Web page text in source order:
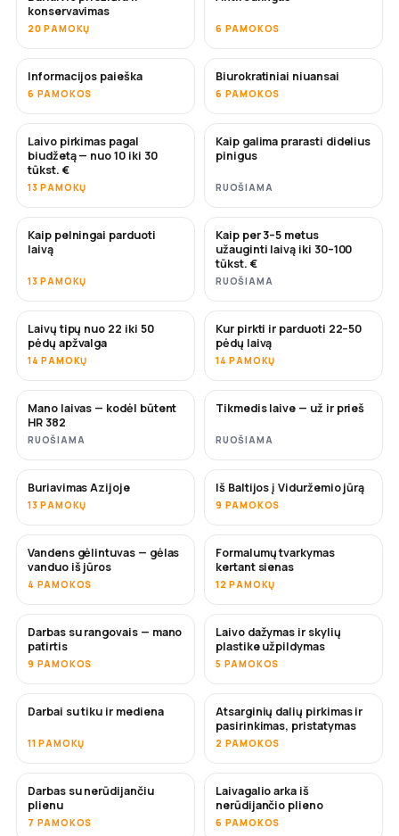
konservavimas
20 PAMOKŲ 6 PAMOKOS
Informacijos paieška
6 PAMOKOS
Biurokratiniai niuansai
6 PAMOKOS
NETRUKUS
Laivo pirkimas pagal
biudžetą — nuo 10 iki 30
tūkst. €
13 PAMOKŲ
NETRUKUS
Kaip galima prarasti didelius
pinigus
RUOŠIAMA
NAUJA
Kaip pelningai parduoti
laivą
13 PAMOKŲ
NAUJA
Kaip per 3–5 metus
užauginti laivą iki 30–100
tūkst. €
RUOŠIAMA
NETRUKUS
Laivų tipų nuo 22 iki 50
pėdų apžvalga
14 PAMOKŲ
NETRUKUS
Kur pirkti ir parduoti 22–50
pėdų laivą
14 PAMOKŲ
NETRUKUS
Mano laivas — kodėl būtent
HR 382
RUOŠIAMA
NETRUKUS
Tikmedis laive — už ir prieš
RUOŠIAMA
NETRUKUS
Buriavimas Azijoje
13 PAMOKŲ
NETRUKUS
Iš Baltijos į Viduržemio jūrą
9 PAMOKOS
NETRUKUS
Vandens gėlintuvas — gėlas
vanduo iš jūros
4 PAMOKOS
Formalumų tvarkymas
kertant sienas
12 PAMOKŲ
NETRUKUS
Darbas su rangovais — mano
patirtis
9 PAMOKOS
NETRUKUS
Laivo dažymas ir skylių
plastike užpildymas
5 PAMOKOS
Darbai su tiku ir mediena
11 PAMOKŲ
NETRUKUS
Atsarginių dalių pirkimas ir
pasirinkimas, pristatymas
2 PAMOKOS
NETRUKUS
Darbas su nerūdijančiu
plienu
7 PAMOKOS
Laivagalio arka iš
nerūdijančio plieno
6 PAMOKOS